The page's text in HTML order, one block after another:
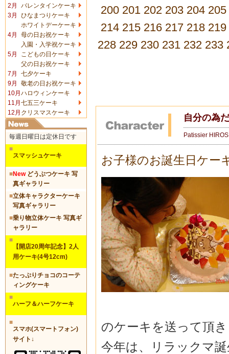
2月
バレンタインケーキ
3月
ひなまつりケーキ
ホワイトデーケーキ
4月
母の日お祝ケーキ
入園・入学祝ケーキ
5月
こどもの日ケーキ
父の日お祝ケーキ
7月
七夕ケーキ
9月
敬老の日お祝ケーキ
10月 ハロウィンケーキ
11月 七五三ケーキ
12月 クリスマスケーキ
毎週日曜日は定休日です
■
スマッシュケーキ
■Newどうぶつケーキ 写
真ギャラリー
■立体キャラクターケーキ
写真ギャラリー
■乗り物立体ケーキ 写真ギ
ャラリー
■
【開店20周年記念】2人
用ケーキ(4号12cm)
■たっぷりチョコのコーテ
ィングケーキ
■
ハーフ＆ハーフケーキ
■
スマホ(スマートフォン)
サイト↓
200 201 202 203 204 205
214 215 216 217 218 219
228 229 230 231 232 233
自分の為
Patissier
お子様のお誕生日ケー
のケーキを送って頂
今年は、リラックマ